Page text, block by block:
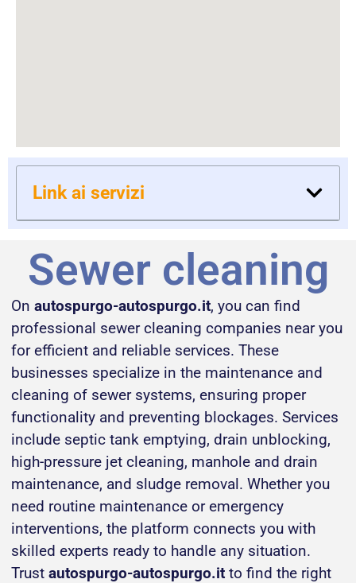
Link ai servizi
Sewer cleaning
On autospurgo-autospurgo.it, you can find
professional sewer cleaning companies near you
for efficient and reliable services. These
businesses specialize in the maintenance and
cleaning of sewer systems, ensuring proper
functionality and preventing blockages. Services
include septic tank emptying, drain unblocking,
high-pressure jet cleaning, manhole and drain
maintenance, and sludge removal. Whether you
need routine maintenance or emergency
interventions, the platform connects you with
skilled experts ready to handle any situation.
Trust autospurgo-autospurgo.it to find the right